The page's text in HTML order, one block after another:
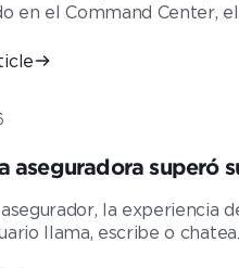
en el Command Center,
aseguradora superó
la experiencia
llama, escribe o